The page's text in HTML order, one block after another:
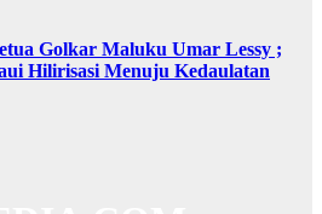
Golkar Maluku Umar Lessy ;
Hilirisasi Menuju Kedaulatan